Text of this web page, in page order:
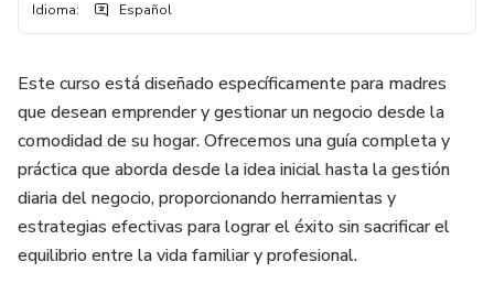
Idioma: Español
Este curso está diseñado específicamente para madres
que desean emprender y gestionar un negocio desde la
comodidad de su hogar. Ofrecemos una guía completa y
práctica que aborda desde la idea inicial hasta la gestión
diaria del negocio, proporcionando herramientas y
estrategias efectivas para lograr el éxito sin sacrificar el
equilibrio entre la vida familiar y profesional.